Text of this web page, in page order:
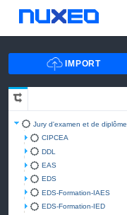
Jury d'examen et de diplôme
CIPCEA
DDL
EAS
EDS
EDS-Formation-IAES
EDS-Formation-IED